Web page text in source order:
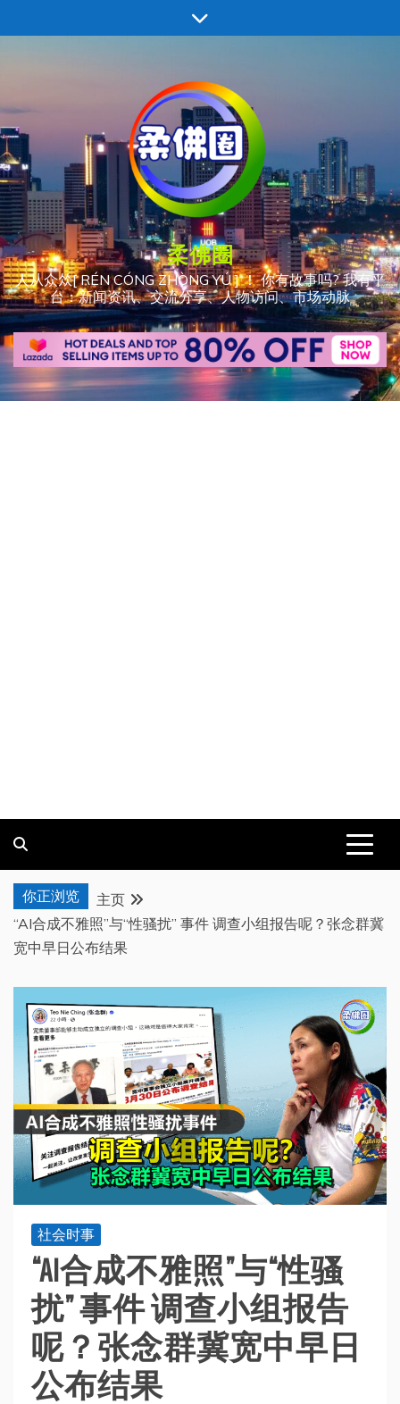
至
柔佛圈
人从众𠈌[ RÉN CÓNG ZHÒNG YÚ ] ！ 你有故事吗? 我有平
台：新闻资讯、交流分享、人物访问、市场动脉
你正浏览
主页
“AI合成不雅照”与“性骚扰” 事件 调查小组报告呢？张念群冀
宽中早日公布结果
社会时事
“AI合成不雅照”与“性骚
扰” 事件 调查小组报告
呢？张念群冀宽中早日
公布结果